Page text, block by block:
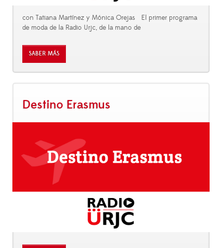
con Tatiana Martínez y Mónica Orejas El primer programa
de moda de la Radio Urjc, de la mano de
SABER MÁS
Destino Erasmus